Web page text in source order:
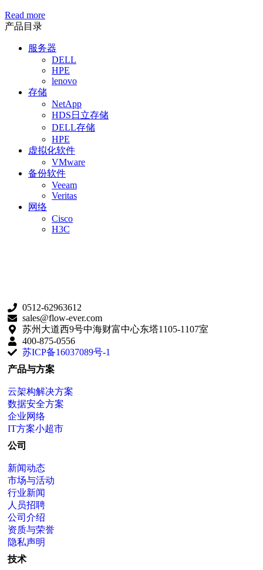
Read more
产品目录
服务器
DELL
HPE
lenovo
存储
NetApp
HDS日立存储
DELL存储
HPE
虚拟化软件
VMware
备份软件
Veeam
Veritas
网络
Cisco
H3C
0512-62963612
sales@flow-ever.com
苏州大道西9号中海财富中心东塔1105-1107室
400-875-0556
苏ICP备16037089号-1
产品与方案
云架构解决方案
数据安全方案
企业网络
IT方案小超市
公司
新闻动态
市场与活动
行业新闻
人员招聘
公司介绍
资质与荣誉
隐私声明
技术